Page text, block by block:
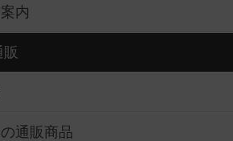
内
通販商品